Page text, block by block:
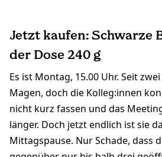
Jetzt kaufen: Schwarze
der Dose 240 g
Es ist Montag, 15.00 Uhr. Seit
Magen, doch die Kolleg:innen
nicht kurz fassen und das
länger. Doch jetzt endlich ist sie
Mittagspause. Nur Schade, dass